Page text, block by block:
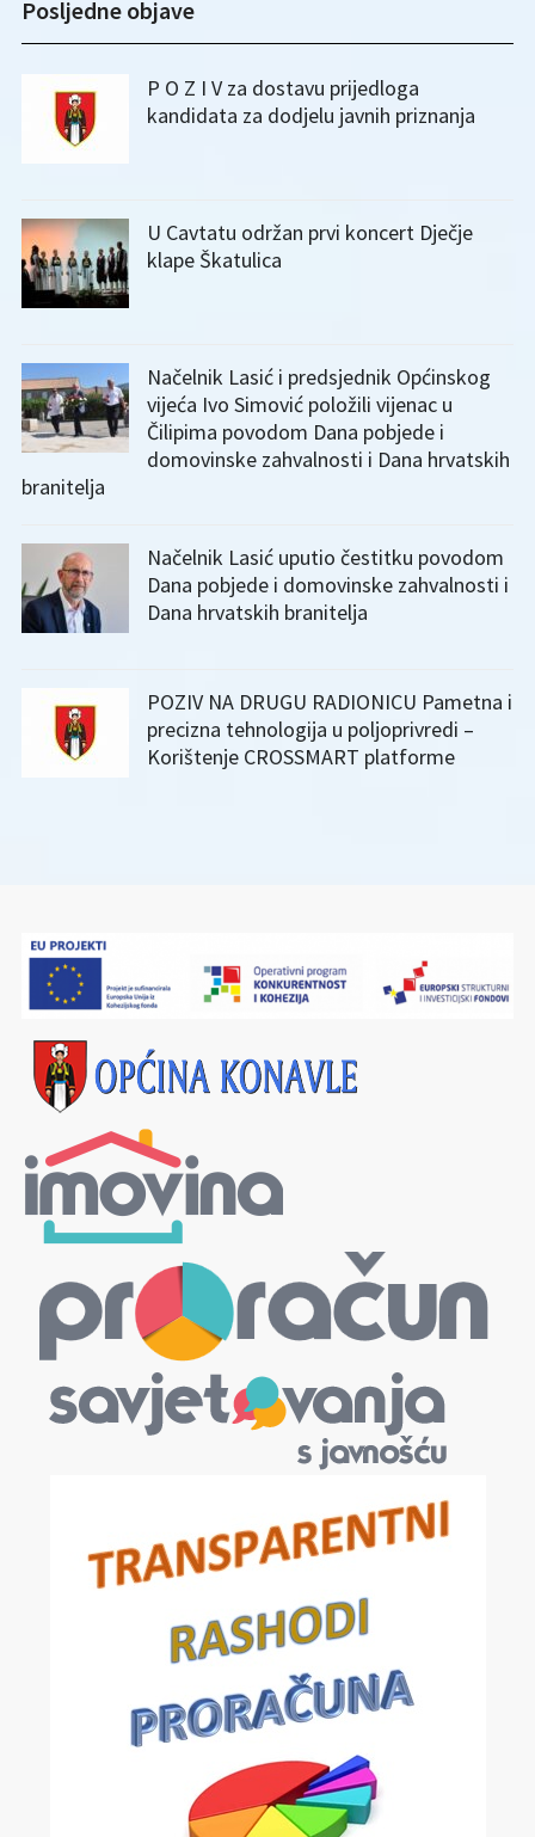
Posljedne objave
P O Z I V za dostavu prijedloga
kandidata za dodjelu javnih priznanja
U Cavtatu održan prvi koncert Dječje
klape Škatulica
Načelnik Lasić i predsjednik Općinskog
vijeća Ivo Simović položili vijenac u
Čilipima povodom Dana pobjede i
domovinske zahvalnosti i Dana hrvatskih
branitelja
Načelnik Lasić uputio čestitku povodom
Dana pobjede i domovinske zahvalnosti i
Dana hrvatskih branitelja
POZIV NA DRUGU RADIONICU Pametna i
precizna tehnologija u poljoprivredi –
Korištenje CROSSMART platforme